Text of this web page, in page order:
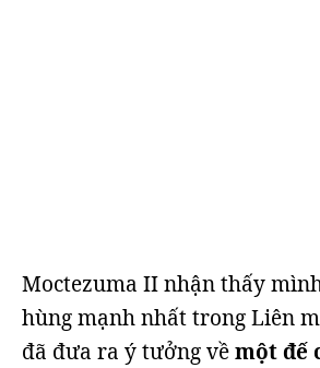
Moctezuma II nhận thấy
hùng mạnh nhất trong Liên
đã đưa ra ý tưởng vềmột đế